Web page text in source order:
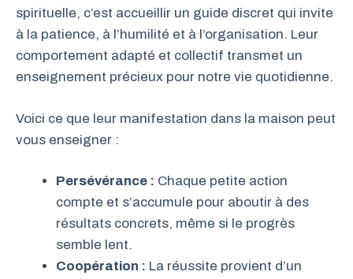
spirituelle, c’est accueillir un guide discret qui invite
à la patience, à l’humilité et à l’organisation. Leur
comportement adapté et collectif transmet un
enseignement précieux pour notre vie quotidienne.
Voici ce que leur manifestation dans la maison peut
vous enseigner :
Persévérance : Chaque petite action
compte et s’accumule pour aboutir à des
résultats concrets, même si le progrès
semble lent.
Coopération : La réussite provient d’un